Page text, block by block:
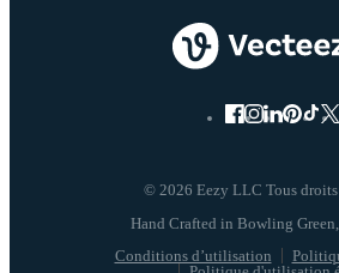
© 2026 Eezy LLC Tous droits
Conditions d’utilisation